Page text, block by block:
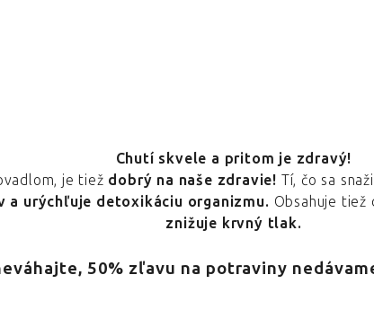
Chutí skvele a pritom je zdravý!
je tiež dobrý na naše zdravie! Tí, čo sa
a urýchľuje detoxikáciu organizmu. Obsahuje tiež
znižuje krvný tlak.
50% zľavu na potraviny